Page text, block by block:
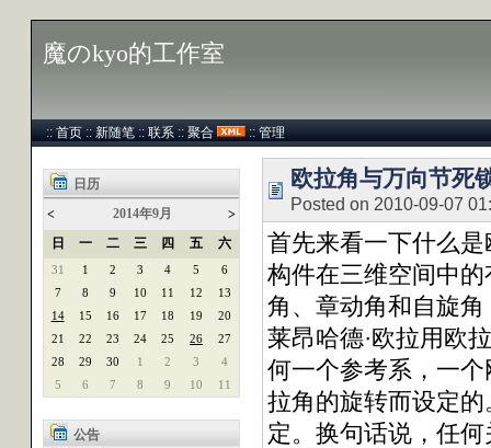
魔のkyo的工作室
:: 首页 :: 新随笔 :: 联系 :: 聚合 :: 管理
日历
<
2014年9月
>
日
一 二 三 四 五 六
31 1 2 3 4 5
6
7
8 9 10 11 12
13
14
15 16 17 18 19
20
21
22 23 24 25 26
27
28
29 30 1 2 3
4
5
6 7 8 9 10 11
公告
欧拉角与万向节死
Posted on 2010-09-07
首先来看一下什么
构件在三维空间中
角、章动角和自旋
莱昂哈德·欧拉用欧
何一个参考系，一
拉角的旋转而设定
定。换句话说，任